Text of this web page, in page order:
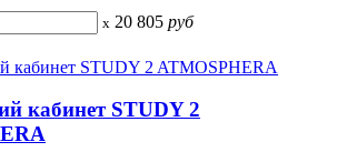
x 20 805 руб
кабинет STUDY 2